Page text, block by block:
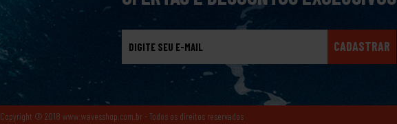
CADASTRAR
Copyright © 2018 www.wavesshop.com.br - Todos os direitos reservados